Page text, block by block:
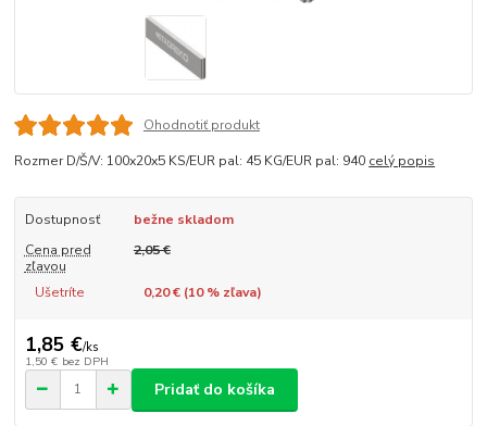
Ohodnotiť produkt
Rozmer D/Š/V: 100x20x5 KS/EUR pal: 45 KG/EUR pal: 940 celý popis
Dostupnosť
bežne skladom
Cena pred
zľavou
2,05 €
Ušetríte 0,20 € (10% zľava)
1,85 €/ks
1,50 € bez DPH
Pridať do košíka